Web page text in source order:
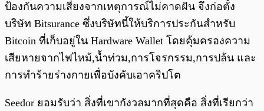
ป้องกันความเสี่ยงจากเหตุการณ์ไม่คาดฝัน จึงก่อตั้ง
บริษัท Bitsurance ซึ่งบริษัทนี้ให้บริการประกันสำหรับ
Bitcoin ที่เก็บอยู่ใน Hardware Wallet โดยคุ้มครองความ
เสียหายจากไฟไหม้,น้ำท่วม,การโจรกรรม,การปล้น และ
การทำร้ายร่างกายเพื่อบังคับเอาคริปโต
Seedor ยอมรับว่า สิ่งที่เขากังวลมากที่สุดคือ สิ่งที่เรียกว่า